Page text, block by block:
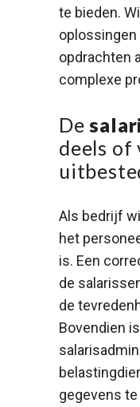
te bieden.
opdrachten
complexe
De
deels of
Als bedrijf
het
is. Een
de
de
Bovendien
gegevens